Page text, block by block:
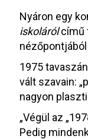
Nyáron egy
iskolárólcímű
1975
vált szavain:
nagyon
„Végül az
Pedig